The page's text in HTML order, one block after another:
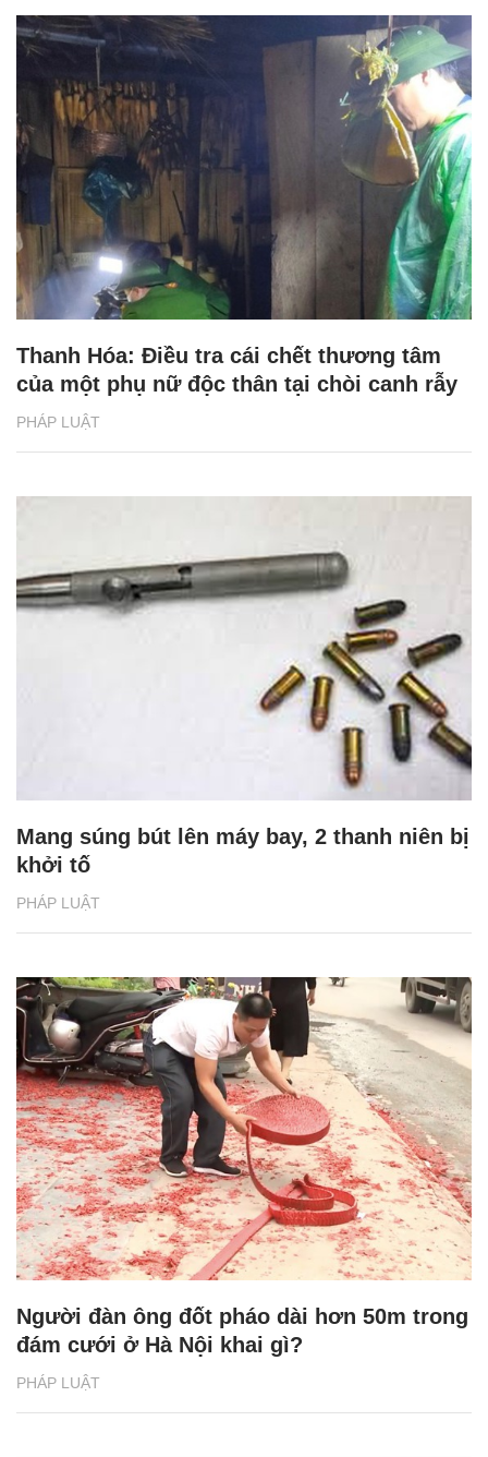
PHÁP LUẬT
Thanh Hóa: Điều tra cái chết thương tâm
của một phụ nữ độc thân tại chòi canh rẫy
PHÁP LUẬT
Mang súng bút lên máy bay, 2 thanh niên bị
khởi tố
PHÁP LUẬT
Người đàn ông đốt pháo dài hơn 50m trong
đám cưới ở Hà Nội khai gì?